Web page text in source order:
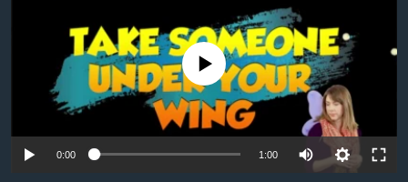
ອິດສະຫຼະພາບດ້ານການຂ່າວ
ຊີວິດຊາວລາວ
ຊຸມຊົນຊາວລາວ
No media source currently available
0:00 1:00